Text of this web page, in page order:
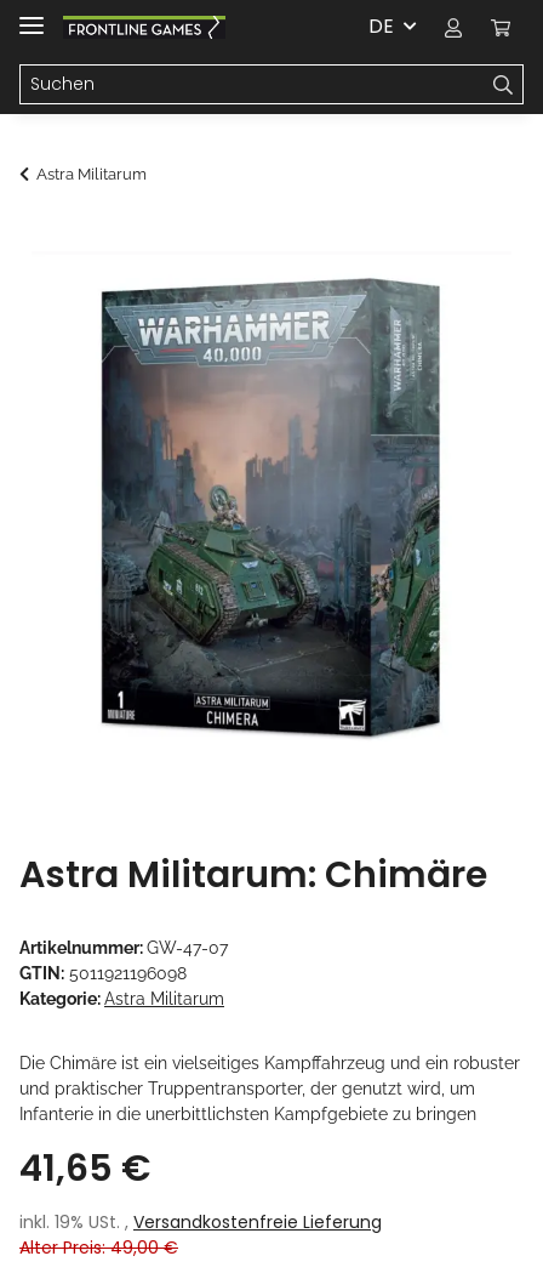
DE
Astra Militarum
Astra Militarum: Chimäre
Artikelnummer:GW-47-07
GTIN: 5011921196098
Kategorie:Astra Militarum
Die Chimäre ist ein vielseitiges Kampffahrzeug und ein robuster
und praktischer Truppentransporter, der genutzt wird, um
Infanterie in die unerbittlichsten Kampfgebiete zu bringen
41,65 €
inkl. 19% USt. , Versandkostenfreie Lieferung
Alter Preis: 49,00 €